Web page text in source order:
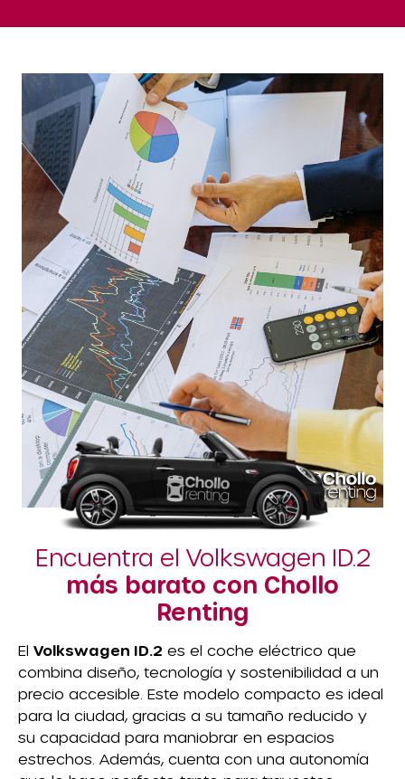
Encuentra el Volkswagen ID.2
más barato con Chollo
Renting
El Volkswagen ID.2 es el coche eléctrico que
combina diseño, tecnología y sostenibilidad a un
precio accesible. Este modelo compacto es ideal
para la ciudad, gracias a su tamaño reducido y
su capacidad para maniobrar en espacios
estrechos. Además, cuenta con una autonomía